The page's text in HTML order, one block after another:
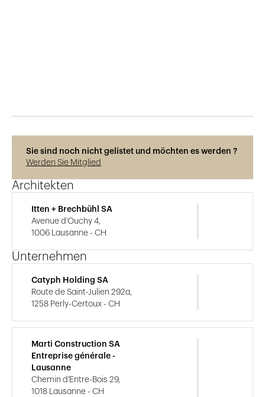
Sie sind noch nicht gelistet und möchten es werden ?
Werden Sie Mitglied
Architekten
Itten + Brechbühl SA
Avenue d'Ouchy 4,
1006 Lausanne - CH
Unternehmen
Catyph Holding SA
Route de Saint-Julien 292a,
1258 Perly-Certoux - CH
Marti Construction SA
Entreprise générale -
Lausanne
Chemin d'Entre-Bois 29,
1018 Lausanne - CH